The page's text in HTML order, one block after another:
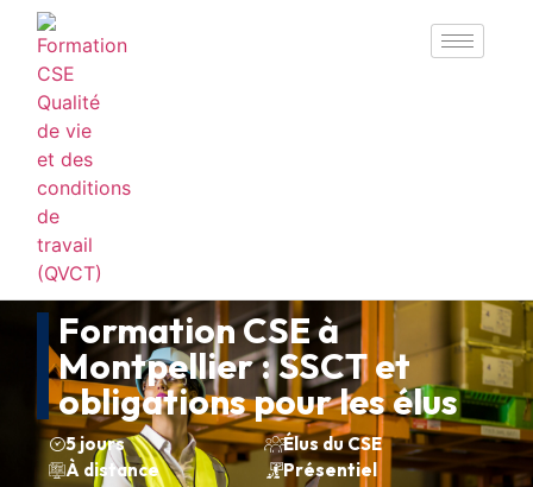
Formation CSE à
Montpellier : SSCT et
obligations pour les élus
5 jours
Élus du CSE
À distance
Présentiel